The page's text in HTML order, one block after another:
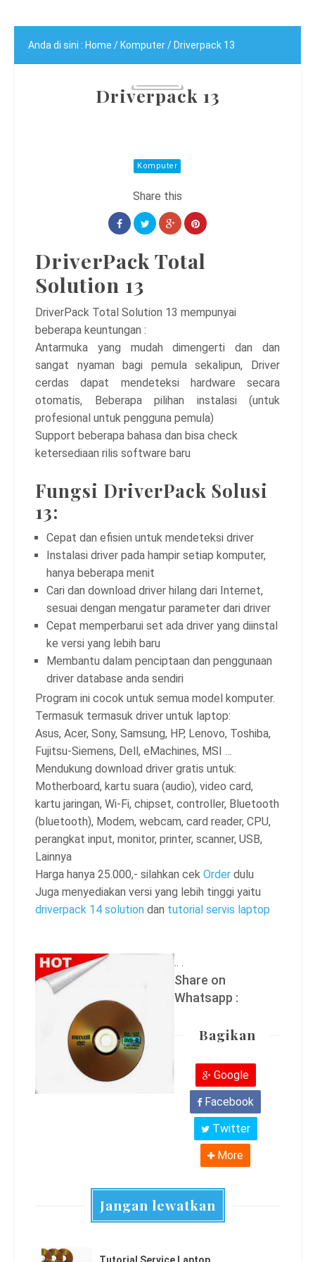
Anda di sini : Home / Komputer/ Driverpack 13
Driverpack 13
Komputer
DriverPack Total
Solution 13
DriverPack Total Solution 13 mempunyai
beberapa keuntungan :
Antarmuka yang mudah dimengerti dan dan
sangat nyaman bagi pemula sekalipun, Driver
cerdas dapat mendeteksi hardware secara
otomatis, Beberapa pilihan instalasi (untuk
profesional untuk pengguna pemula)
Support beberapa bahasa dan bisa check
ketersediaan rilis software baru
Fungsi DriverPack Solusi
13:
Cepat dan efisien untuk mendeteksi driver
Instalasi driver pada hampir setiap komputer,
hanya beberapa menit
Cari dan download driver hilang dari Internet,
sesuai dengan mengatur parameter dari driver
Cepat memperbarui set ada driver yang diinstal
ke versi yang lebih baru
Membantu dalam penciptaan dan penggunaan
driver database anda sendiri
Program ini cocok untuk semua model komputer.
Termasuk termasuk driver untuk laptop:
Asus, Acer, Sony, Samsung, HP, Lenovo, Toshiba,
Fujitsu-Siemens, Dell, eMachines, MSI …
Mendukung download driver gratis untuk:
Motherboard, kartu suara (audio), video card,
kartu jaringan, Wi-Fi, chipset, controller, Bluetooth
(bluetooth), Modem, webcam, card reader, CPU,
perangkat input, monitor, printer, scanner, USB,
Lainnya
Harga hanya 25.000,- silahkan cek Order dulu
Juga menyediakan versi yang lebih tinggi yaitu
driverpack 14 solution dan tutorial servis laptop
.. .
Share on
Whatsapp :
Bagikan
Google
Facebook
Twitter
More
Jangan lewatkan